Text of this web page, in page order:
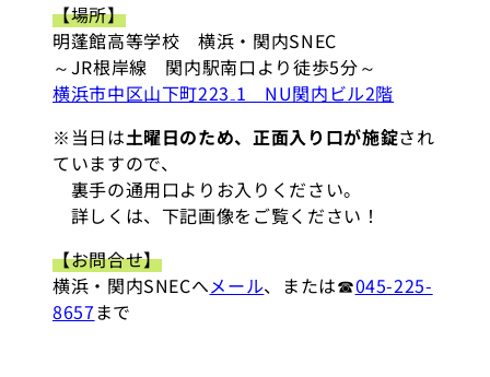
【場所】
明蓬館高等学校 横浜・関内SNEC
～JR根岸線 関内駅南口より徒歩5分～
横浜市中区山下町223₋1 NU関内ビル2階
※当日は土曜日のため、正面入り口が施錠され
ていますので、
裏手の通用口よりお入りください。
詳しくは、下記画像をご覧ください！
【お問合せ】
横浜・関内SNECへメール、または☎045-225-
8657 まで